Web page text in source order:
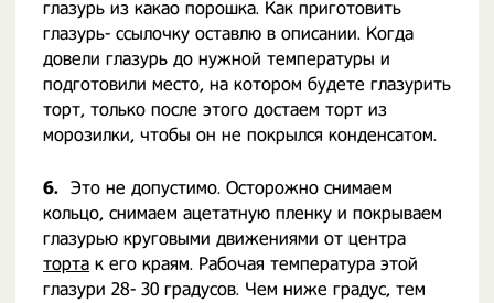
глазурь из какао порошка. Как приготовить
глазурь- ссылочку оставлю в описании. Когда
довели глазурь до нужной температуры и
подготовили место, на котором будете глазурить
торт, только после этого достаем торт из
морозилки, чтобы он не покрылся конденсатом.
6. Это не допустимо. Осторожно снимаем
кольцо, снимаем ацетатную пленку и покрываем
глазурью круговыми движениями от центра
торта к его краям. Рабочая температура этой
глазури 28- 30 градусов. Чем ниже градус, тем